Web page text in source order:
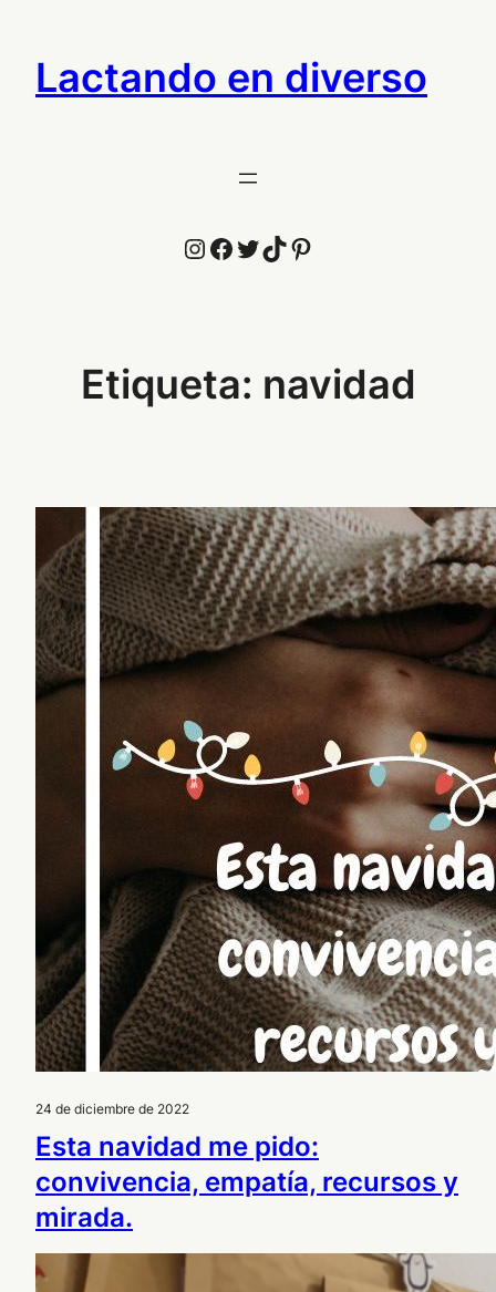
contenido
Lactando en diverso
Instagram
Facebook
Twitter
TikTok
Pinterest
Etiqueta: navidad
24 de diciembre de 2022
Esta navidad me pido:
convivencia, empatía, recursos y
mirada.